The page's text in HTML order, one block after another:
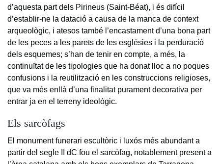
d’aquesta part dels Pirineus (Saint-Béat), i és difícil
d’establir-ne la datació a causa de la manca de context
arqueològic, i atesos també l’encastament d’una bona part
de les peces a les parets de les esglésies i la perduració
dels esquemes; s’han de tenir en compte, a més, la
continuïtat de les tipologies que ha donat lloc a no poques
confusions i la reutilització en les construccions religioses,
que va més enllà d’una finalitat purament decorativa per
entrar ja en el terreny ideològic.
Els sarcòfags
El monument funerari escultòric i luxós més abundant a
partir del segle II dC fou el sarcòfag, notablement present a